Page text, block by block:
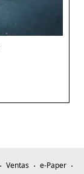
Ventas
e-Paper